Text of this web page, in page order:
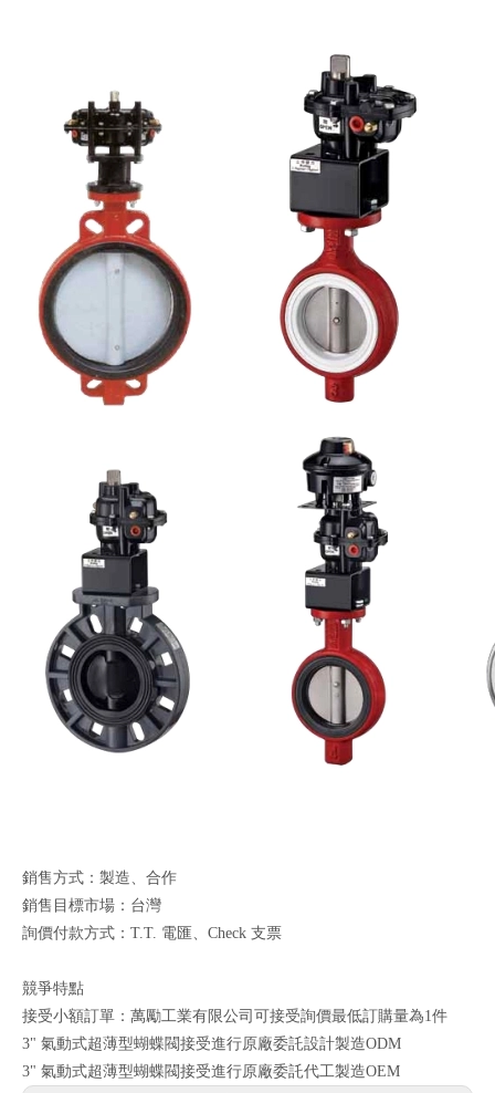
銷售方式：製造、合作
銷售目標市場：台灣
詢價付款方式：T.T. 電匯、Check 支票
競爭特點
接受小額訂單：萬勵工業有限公司可接受詢價最低訂購量為1件
3" 氣動式超薄型蝴蝶閥接受進行原廠委託設計製造ODM
3" 氣動式超薄型蝴蝶閥接受進行原廠委託代工製造OEM